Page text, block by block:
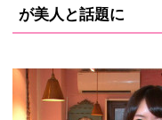
が美人と話題に